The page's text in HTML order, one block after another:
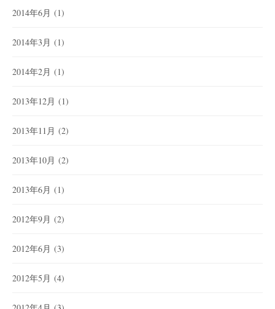
2014年6月 (1)
2014年3月 (1)
2014年2月 (1)
2013年12月 (1)
2013年11月 (2)
2013年10月 (2)
2013年6月 (1)
2012年9月 (2)
2012年6月 (3)
2012年5月 (4)